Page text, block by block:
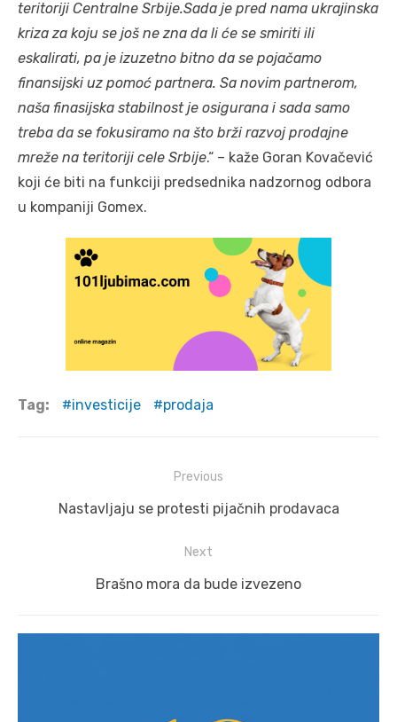
teritoriji Centralne Srbije.Sada je pred nama ukrajinska
kriza za koju se još ne zna da li će se smiriti ili
eskalirati, pa je izuzetno bitno da se pojačamo
finansijski uz pomoć partnera. Sa novim partnerom,
naša finasijska stabilnost je osigurana i sada samo
treba da se fokusiramo na što brži razvoj prodajne
mreže na teritoriji cele Srbije.“ – kaže Goran Kovačević
koji će biti na funkciji predsednika nadzornog odbora
u kompaniji Gomex.
Tag: investicije prodaja
navigation
Previous
Previous
Nastavljaju se protesti pijačnih prodavaca
Next
Next
Brašno mora da bude izvezeno